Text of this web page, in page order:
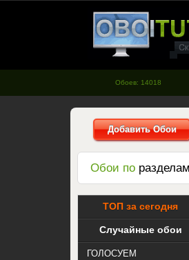
oboitut.com -
столаОбоев: 14018
Добавить Обои
Обои по разделам
ТОП за сегодня
Случайные обои
ГОЛОСУЕМ